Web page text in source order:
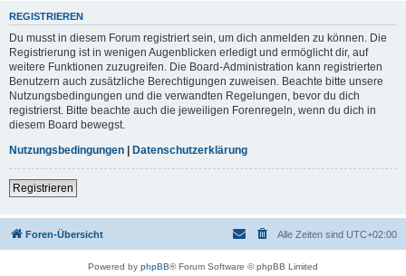
REGISTRIEREN
Du musst in diesem Forum registriert sein, um dich anmelden zu können. Die
Registrierung ist in wenigen Augenblicken erledigt und ermöglicht dir, auf
weitere Funktionen zuzugreifen. Die Board-Administration kann registrierten
Benutzern auch zusätzliche Berechtigungen zuweisen. Beachte bitte unsere
Nutzungsbedingungen und die verwandten Regelungen, bevor du dich
registrierst. Bitte beachte auch die jeweiligen Forenregeln, wenn du dich in
diesem Board bewegst.
Nutzungsbedingungen | Datenschutzerklärung
Registrieren
Foren-Übersicht Alle Zeiten sind UTC+02:00
Powered by phpBB® Forum Software © phpBB Limited